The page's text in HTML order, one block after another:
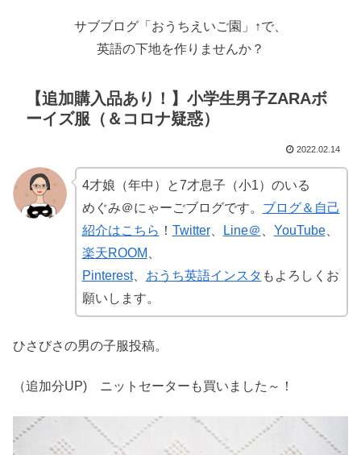
サブブログ「おうちえいご園」↑で、
英語の下地を作りませんか？
【追加購入品あり！】小学生男子ZARAボ
ーイズ服（＆コロナ疑惑）
2022.02.14
4才娘（年中）と7才息子（小1）のいる
めぐみ＠にゃーごブログです。 ブログ＆自己
紹介はこちら ！ Twitter、 Line＠ YouTube、
楽天ROOM
Pinterest、 おうち英語インスタ もよろしくお
願いします。
ひさびさの男の子服投稿。
（追加分UP) ニットセーターも買いました～！